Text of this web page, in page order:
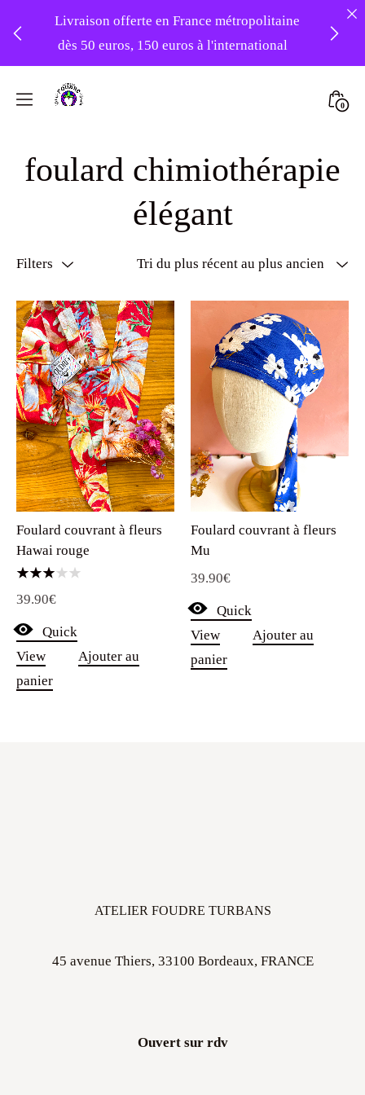
Livraison offerte en France métropolitaine
dès 50 euros, 150 euros à l'international
Turbans
0
foulard chimiothérapie
élégant
Filters
Foulard couvrant à fleurs
Hawai rouge
3.00
39.90€
Quick
View
Ajouter au
panier
Foulard couvrant à fleurs
Mu
39.90€
Quick
View
Ajouter au
panier
ATELIER FOUDRE TURBANS
45 avenue Thiers, 33100 Bordeaux, FRANCE
Ouvert sur rdv